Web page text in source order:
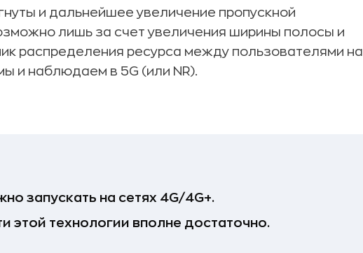
и дальнейшее увеличение пропускной
лишь за счет увеличения ширины полосы и
распределения ресурса между пользователями на
и наблюдаем в 5G (или NR).
запускать на сетях 4G/4G+.
этой технологии вполне достаточно.